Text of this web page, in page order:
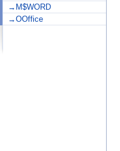
→M$WORD
→OOffice